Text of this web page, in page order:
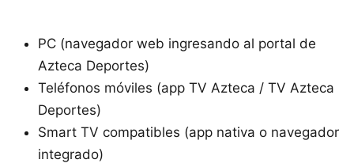
PC (navegador web ingresando al portal de
Azteca Deportes)
Teléfonos móviles (app TV Azteca / TV Azteca
Deportes)
Smart TV compatibles (app nativa o navegador
integrado)